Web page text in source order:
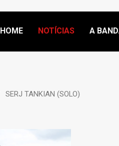
HOME NOTÍCIAS A
SERJ TANKIAN (SOLO)